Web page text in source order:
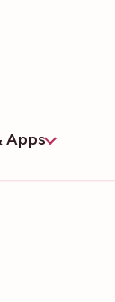
Apps